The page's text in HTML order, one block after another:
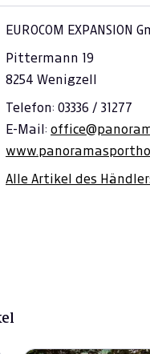
EUROCOM EXPANSION
Pittermann 19
8254 Wenigzell
Telefon: 03336 / 31277
E-Mail:
Alle Artikel des